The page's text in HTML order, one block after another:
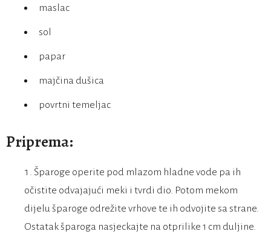
maslac
sol
papar
majčina dušica
povrtni temeljac
Priprema:
Šparoge operite pod mlazom hladne vode pa ih
očistite odvajajući meki i tvrdi dio. Potom mekom
dijelu šparoge odrežite vrhove te ih odvojite sa strane.
Ostatak šparoga nasjeckajte na otprilike 1 cm duljine.